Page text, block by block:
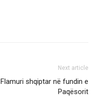
Next article
Flamuri shqiptar në fundin e
Paqësorit